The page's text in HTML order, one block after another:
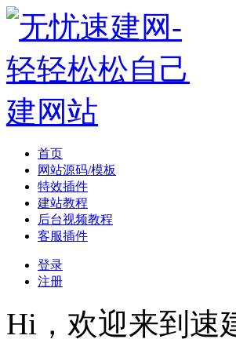
首页
网站源码/模板
特效插件
建站教程
后台视频教程
客服插件
登录
注册
Hi，欢迎来到速